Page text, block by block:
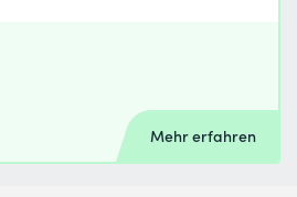
Mehr erfahren